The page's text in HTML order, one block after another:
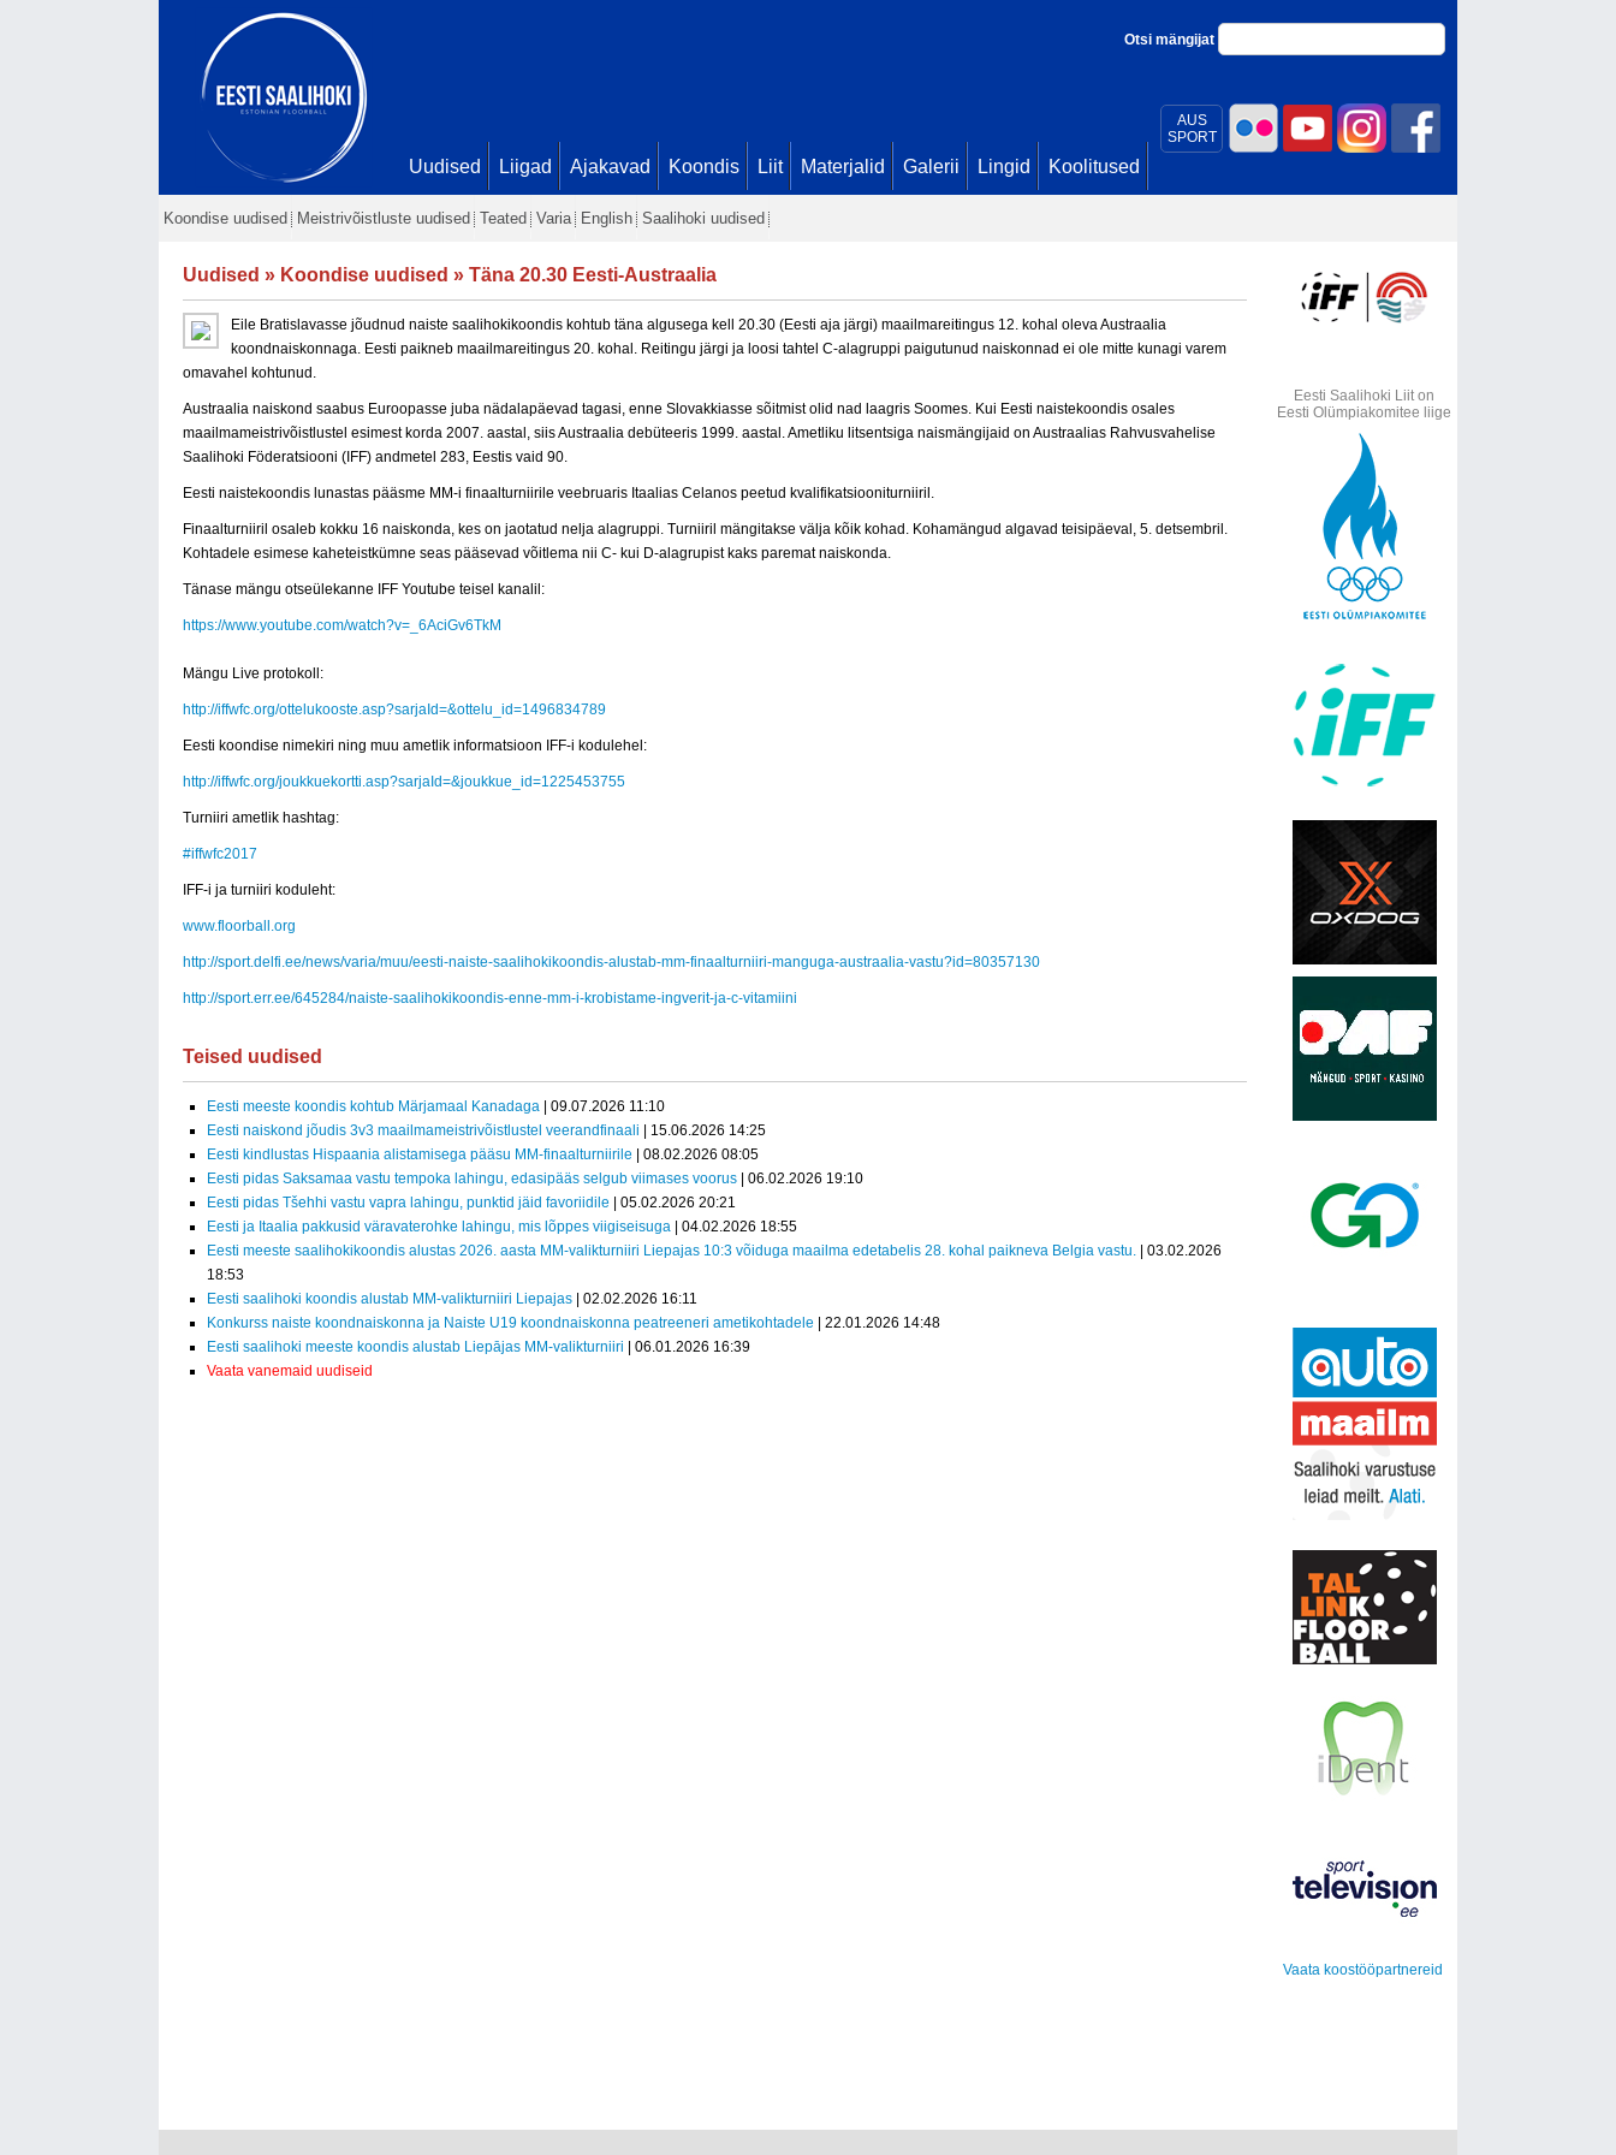
AUS
SPORT
Otsi mängijat
Uudised Liigad Ajakavad Koondis Liit Materjalid Galerii Lingid Koolitused
Koondise uudised Meistrivõistluste uudised Teated Varia English Saalihoki uudised
Uudised » Koondise uudised » Täna 20.30 Eesti-Austraalia
Eile Bratislavasse jõudnud naiste saalihokikoondis kohtub täna algusega kell 20.30 (Eesti aja järgi) maailmareitingus 12. kohal oleva Austraalia
koondnaiskonnaga. Eesti paikneb maailmareitingus 20. kohal. Reitingu järgi ja loosi tahtel C-alagruppi paigutunud naiskonnad ei ole mitte kunagi varem
omavahel kohtunud.
Austraalia naiskond saabus Euroopasse juba nädalapäevad tagasi, enne Slovakkiasse sõitmist olid nad laagris Soomes. Kui Eesti naistekoondis osales
maailmameistrivõistlustel esimest korda 2007. aastal, siis Austraalia debüteeris 1999. aastal. Ametliku litsentsiga naismängijaid on Austraalias Rahvusvahelise
Saalihoki Föderatsiooni (IFF) andmetel 283, Eestis vaid 90.
Eesti naistekoondis lunastas pääsme MM-i finaalturniirile veebruaris Itaalias Celanos peetud kvalifikatsiooniturniiril.
Finaalturniiril osaleb kokku 16 naiskonda, kes on jaotatud nelja alagruppi. Turniiril mängitakse välja kõik kohad. Kohamängud algavad teisipäeval, 5. detsembril.
Kohtadele esimese kaheteistkümne seas pääsevad võitlema nii C- kui D-alagrupist kaks paremat naiskonda.
Tänase mängu otseülekanne IFF Youtube teisel kanalil:
https://www.youtube.com/watch?v=_6AciGv6TkM
Mängu Live protokoll:
http://iffwfc.org/ottelukooste.asp?sarjaId=&ottelu_id=1496834789
Eesti koondise nimekiri ning muu ametlik informatsioon IFF-i kodulehel:
http://iffwfc.org/joukkuekortti.asp?sarjaId=&joukkue_id=1225453755
Turniiri ametlik hashtag:
#iffwfc2017
IFF-i ja turniiri koduleht:
www.floorball.org
http://sport.delfi.ee/news/varia/muu/eesti-naiste-saalihokikoondis-alustab-mm-finaalturniiri-manguga-austraalia-vastu?id=80357130
http://sport.err.ee/645284/naiste-saalihokikoondis-enne-mm-i-krobistame-ingverit-ja-c-vitamiini
Teised uudised
Eesti meeste koondis kohtub Märjamaal Kanadaga | 09.07.2026 11:10
Eesti naiskond jõudis 3v3 maailmameistrivõistlustel veerandfinaali | 15.06.2026 14:25
Eesti kindlustas Hispaania alistamisega pääsu MM-finaalturniirile | 08.02.2026 08:05
Eesti pidas Saksamaa vastu tempoka lahingu, edasipääs selgub viimases voorus | 06.02.2026 19:10
Eesti pidas Tšehhi vastu vapra lahingu, punktid jäid favoriidile | 05.02.2026 20:21
Eesti ja Itaalia pakkusid väravaterohke lahingu, mis lõppes viigiseisuga | 04.02.2026 18:55
Eesti meeste saalihokikoondis alustas 2026. aasta MM-valikturniiri Liepajas 10:3 võiduga maailma edetabelis 28. kohal paikneva Belgia vastu. | 03.02.2026
18:53
Eesti saalihoki koondis alustab MM-valikturniiri Liepajas | 02.02.2026 16:11
Konkurss naiste koondnaiskonna ja Naiste U19 koondnaiskonna peatreeneri ametikohtadele | 22.01.2026 14:48
Eesti saalihoki meeste koondis alustab Liepājas MM-valikturniiri | 06.01.2026 16:39
Vaata vanemaid uudiseid
Eesti Saalihoki Liit on
Eesti Olümpiakomitee liige
Vaata koostööpartnereid